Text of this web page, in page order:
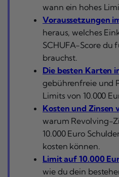
wann ein hohes
Voraussetzungen
heraus, welches
SCHUFA-Score du
brauchst.
Die besten Karten
gebührenfreie und
Limits von 10.000
Kosten und Zinsen
warum Revolving-
10.000 Euro
kosten können.
Limit auf 10.000
wie du dein